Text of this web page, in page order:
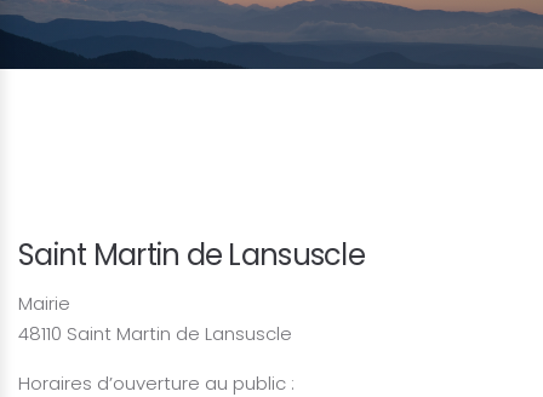
Saint Martin de Lansuscle
Mairie
48110 Saint Martin de Lansuscle
Horaires d’ouverture au public :